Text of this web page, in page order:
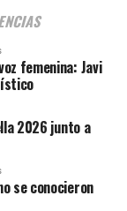
femenina: Javi
2026 junto a
se conocieron